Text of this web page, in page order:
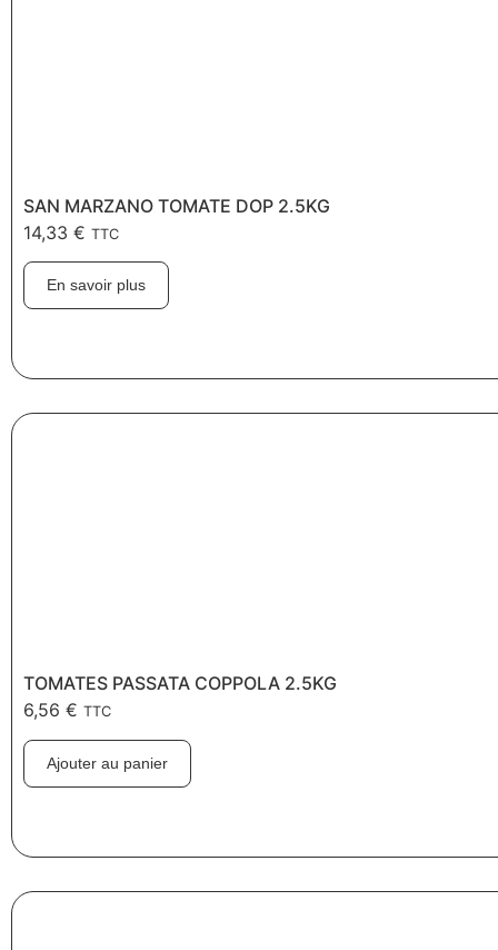
SAN MARZANO TOMATE DOP 2.5KG
14,33 € TTC
En savoir plus
TOMATES PASSATA COPPOLA 2.5KG
6,56 € TTC
Ajouter au panier